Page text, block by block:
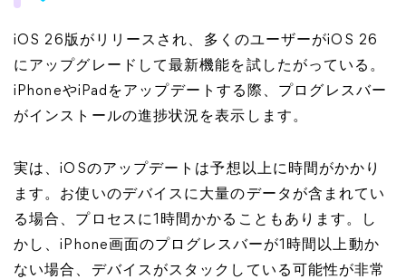
iOS 26版がリリースされ、多くのユーザーがiOS 26
にアップグレードして最新機能を試したがっている。
iPhoneやiPadをアップデートする際、プログレスバー
がインストールの進捗状況を表示します。
実は、iOSのアップデートは予想以上に時間がかかり
ます。お使いのデバイスに大量のデータが含まれてい
る場合、プロセスに1時間かかることもあります。し
かし、iPhone画面のプログレスバーが1時間以上動か
ない場合、デバイスがスタックしている可能性が非常